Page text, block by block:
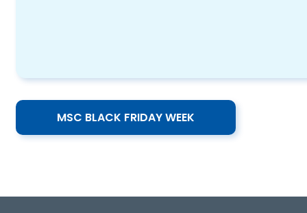
MSC BLACK FRIDAY WEEK